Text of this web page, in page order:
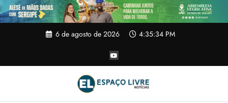
Pular
para
o
6 de agosto de 2026 4:35:35 PM